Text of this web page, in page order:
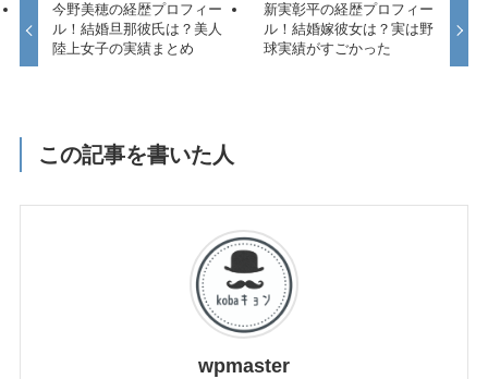
今野美穂の経歴プロフィー
ル！結婚旦那彼氏は？美人
陸上女子の実績まとめ
新実彰平の経歴プロフィー
ル！結婚嫁彼女は？実は野
球実績がすごかった
この記事を書いた人
wpmaster